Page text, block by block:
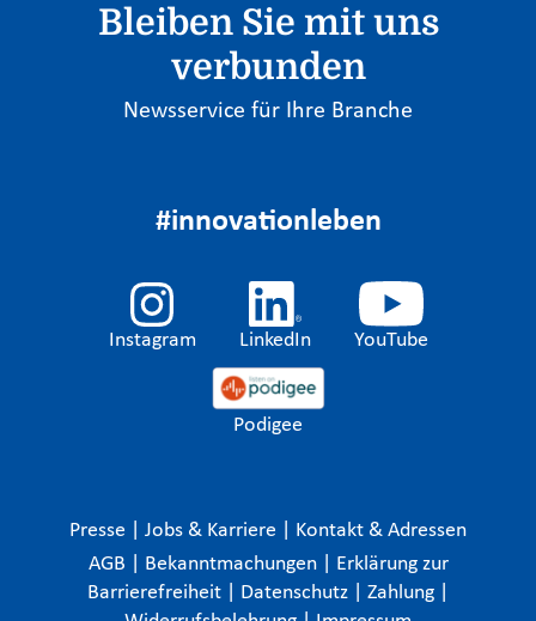
Bleiben Sie mit uns
verbunden
Newsservice für Ihre Branche
#innovationleben
Instagram LinkedIn YouTube
Podigee
Presse Jobs & Karriere
Kontakt & Adressen
AGB
Bekanntmachungen
Erklärung zur
Barrierefreiheit
Datenschutz Zahlung